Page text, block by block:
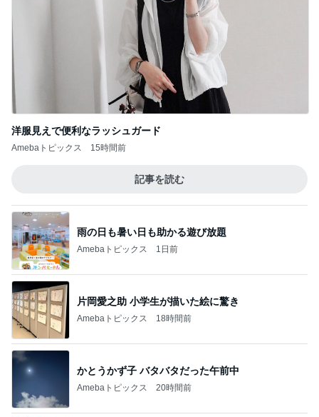
洋服見えで便利なラッシュガード
Amebaトピックス 15時間前
記事を読む
雨の日も暑い日も助かる遊び放題
Amebaトピックス 1日前
片岡愛之助 小学生が描いた絵に驚き
Amebaトピックス 18時間前
かとうかず子 バタバタだった午前中
Amebaトピックス 20時間前